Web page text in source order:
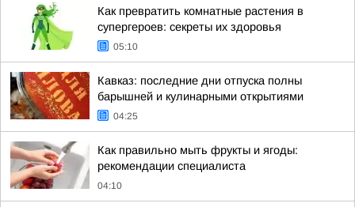
Как превратить комнатные растения в
супергероев: секреты их здоровья
05:10
Кавказ: последние дни отпуска полны
барышней и кулинарными открытиями
04:25
Как правильно мыть фрукты и ягоды:
рекомендации специалиста
04:10